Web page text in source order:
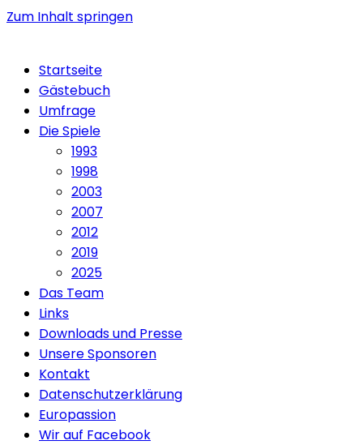
Zum Inhalt springen
Startseite
Gästebuch
Umfrage
Die Spiele
1993
1998
2003
2007
2012
2019
2025
Das Team
Links
Downloads und Presse
Unsere Sponsoren
Kontakt
Datenschutzerklärung
Europassion
Wir auf Facebook